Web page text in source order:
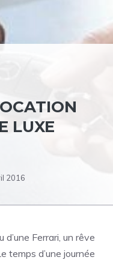
LUXE
2016
Ferrari, un rêve
temps d’une journée